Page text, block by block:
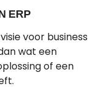
ERP
voor business
wat een
of een